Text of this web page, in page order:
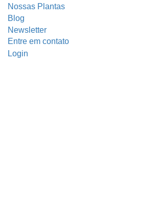
Nossas Plantas
Blog
Newsletter
Entre em contato
Login